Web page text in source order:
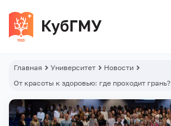
Главная Университет
Новости
От красоты к здоровью: где проходит грань?